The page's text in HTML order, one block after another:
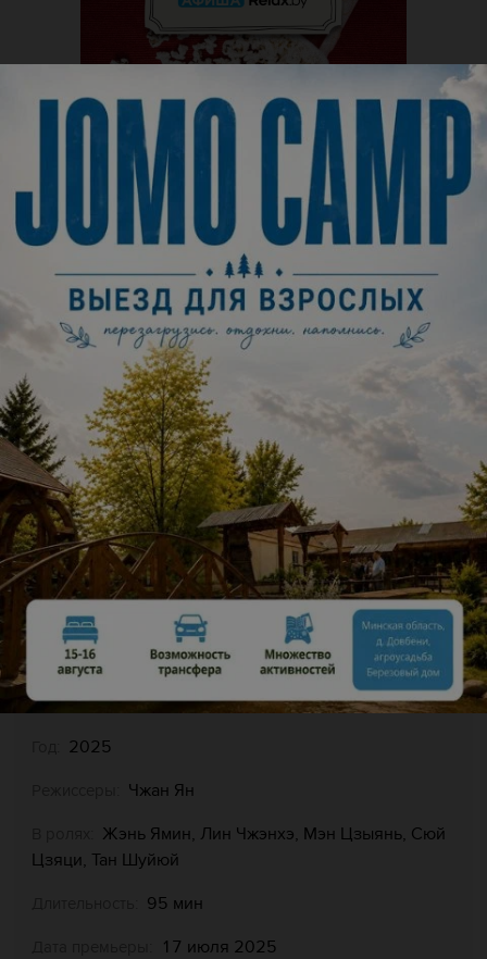
Бернард — обладатель суперчипа, который мечтает стать
агентом высшего уровня. Но Секретная служба
не решается поручать миссии косолапому белому
медведю. Решив доказать свою состоятельность,
Бернард отправляется на задание, но теряет свой чип и
лишается сверхспособностей, став обычным белым
медведем. Он встречает маленькую нерпу,
они становятся друзьями и вместе отправляются
в приключение, чтобы вернуть утрату.
Однако всё складывается не так гладко, как надеялся
Бернард. Вместе с нерпой они избегают преследования
Секретной службы, проходят испытания и сталкиваются
со злоумышленниками, завладевшими чипом. Пройдя
через невзгоды, благодаря поддержке друга, Бернард
обретает свои способности и понимает истинное
значение профессии секретного агента.
Оригинальное название:
Bei ken xiong 2: jin pai te
gong
Страна: Китай
2025
Чжан Ян
Жэнь Ямин, Лин Чжэнхэ, Мэн Цзыянь, Сюй
Цзяци, Тан Шуйюй
95 мин
17 июля 2025